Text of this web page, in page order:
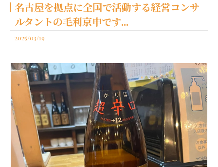
名古屋を拠点に全国で活動する経営コンサ
ルタントの毛利京申です...
2025/03/19